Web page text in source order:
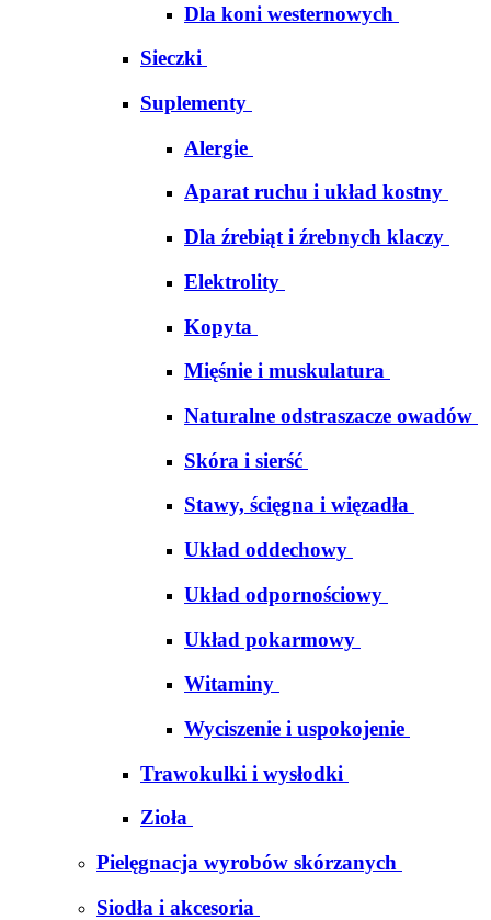
Dla koni westernowych
Sieczki
Suplementy
Alergie
Aparat ruchu i układ kostny
Dla źrebiąt i źrebnych klaczy
Elektrolity
Kopyta
Mięśnie i muskulatura
Naturalne odstraszacze owadów
Skóra i sierść
Stawy, ścięgna i więzadła
Układ oddechowy
Układ odpornościowy
Układ pokarmowy
Witaminy
Wyciszenie i uspokojenie
Trawokulki i wysłodki
Zioła
Pielęgnacja wyrobów skórzanych
Siodła i akcesoria